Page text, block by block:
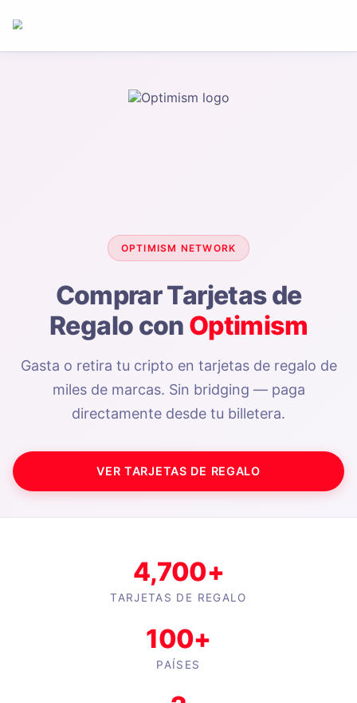
OPTIMISM NETWORK
Comprar Tarjetas de
Regalo con Optimism
Gasta o retira tu cripto en tarjetas de regalo de
miles de marcas. Sin bridging — paga
directamente desde tu billetera.
VER TARJETAS DE REGALO
4,700+
TARJETAS DE REGALO
100+
PAÍSES